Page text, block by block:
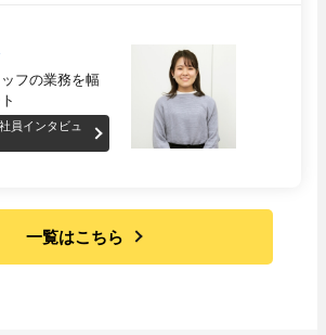
フの業務を幅
員インタビュ
一覧はこちら
採用Q＆A